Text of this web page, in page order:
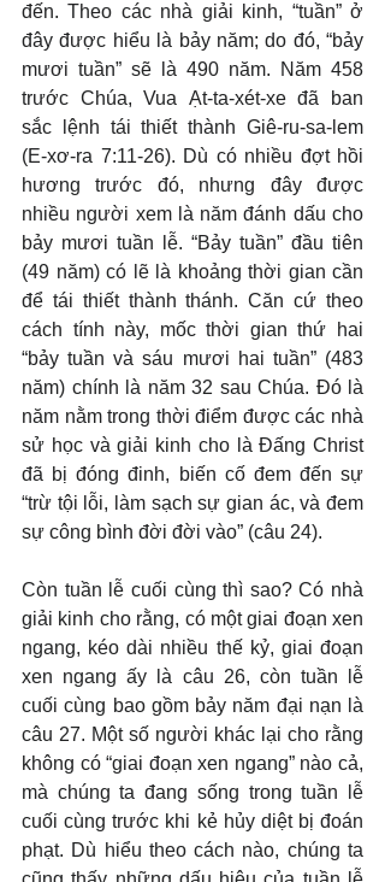
đến. Theo các nhà giải kinh, “tuần” ở
đây được hiểu là bảy năm; do đó, “bảy
mươi tuần” sẽ là 490 năm. Năm 458
trước Chúa, Vua Ạt-ta-xét-xe đã ban
sắc lệnh tái thiết thành Giê-ru-sa-lem
(E-xơ-ra 7:11-26). Dù có nhiều đợt hồi
hương trước đó, nhưng đây được
nhiều người xem là năm đánh dấu cho
bảy mươi tuần lễ. “Bảy tuần” đầu tiên
(49 năm) có lẽ là khoảng thời gian cần
để tái thiết thành thánh. Căn cứ theo
cách tính này, mốc thời gian thứ hai
“bảy tuần và sáu mươi hai tuần” (483
năm) chính là năm 32 sau Chúa. Đó là
năm nằm trong thời điểm được các nhà
sử học và giải kinh cho là Đấng Christ
đã bị đóng đinh, biến cố đem đến sự
“trừ tội lỗi, làm sạch sự gian ác, và đem
sự công bình đời đời vào” (câu 24).
Còn tuần lễ cuối cùng thì sao? Có nhà
giải kinh cho rằng, có một giai đoạn xen
ngang, kéo dài nhiều thế kỷ, giai đoạn
xen ngang ấy là câu 26, còn tuần lễ
cuối cùng bao gồm bảy năm đại nạn là
câu 27. Một số người khác lại cho rằng
không có “giai đoạn xen ngang” nào cả,
mà chúng ta đang sống trong tuần lễ
cuối cùng trước khi kẻ hủy diệt bị đoán
phạt. Dù hiểu theo cách nào, chúng ta